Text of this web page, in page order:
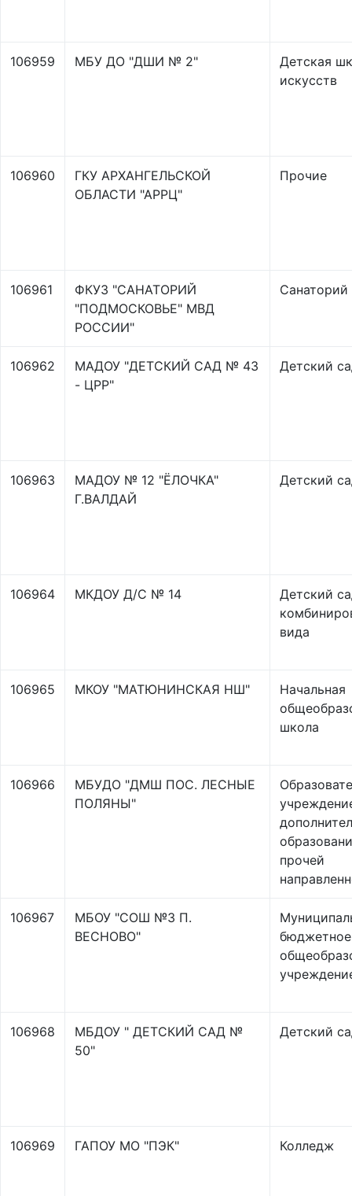
106959 МБУ ДО "ДШИ № 2"
Детская
искусств
106960
ГКУ АРХАНГЕЛЬСКОЙ
ОБЛАСТИ "АРРЦ"
Прочие
106961
ФКУЗ "САНАТОРИЙ
"ПОДМОСКОВЬЕ" МВД
РОССИИ"
Санаторий
106962
МАДОУ "ДЕТСКИЙ САД № 43
- ЦРР"
Детский
106963
МАДОУ № 12 "ЁЛОЧКА"
Г.ВАЛДАЙ
Детский
106964 МКДОУ Д/С № 14
Детский
вида
106965 МКОУ "МАТЮНИНСКАЯ НШ"
Начальная
школа
106966
МБУДО "ДМШ ПОС. ЛЕСНЫЕ
ПОЛЯНЫ"
прочей
106967
МБОУ "СОШ №3 П.
ВЕСНОВО"
бюджетное
106968
МБДОУ " ДЕТСКИЙ САД №
50"
Детский
106969 ГАПОУ МО "ПЭК" Колледж